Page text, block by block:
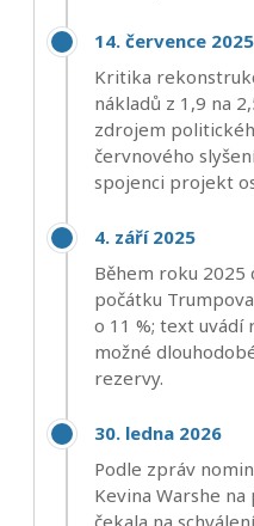
14. července 2025
Kritika
nákladů z 1,9 na
zdrojem
červnového
spojenci projekt
4. září 2025
Během roku 2025
počátku
o 11 %; text uvádí
možné
rezervy.
30. ledna 2026
Podle zpráv
Kevina Warshe na